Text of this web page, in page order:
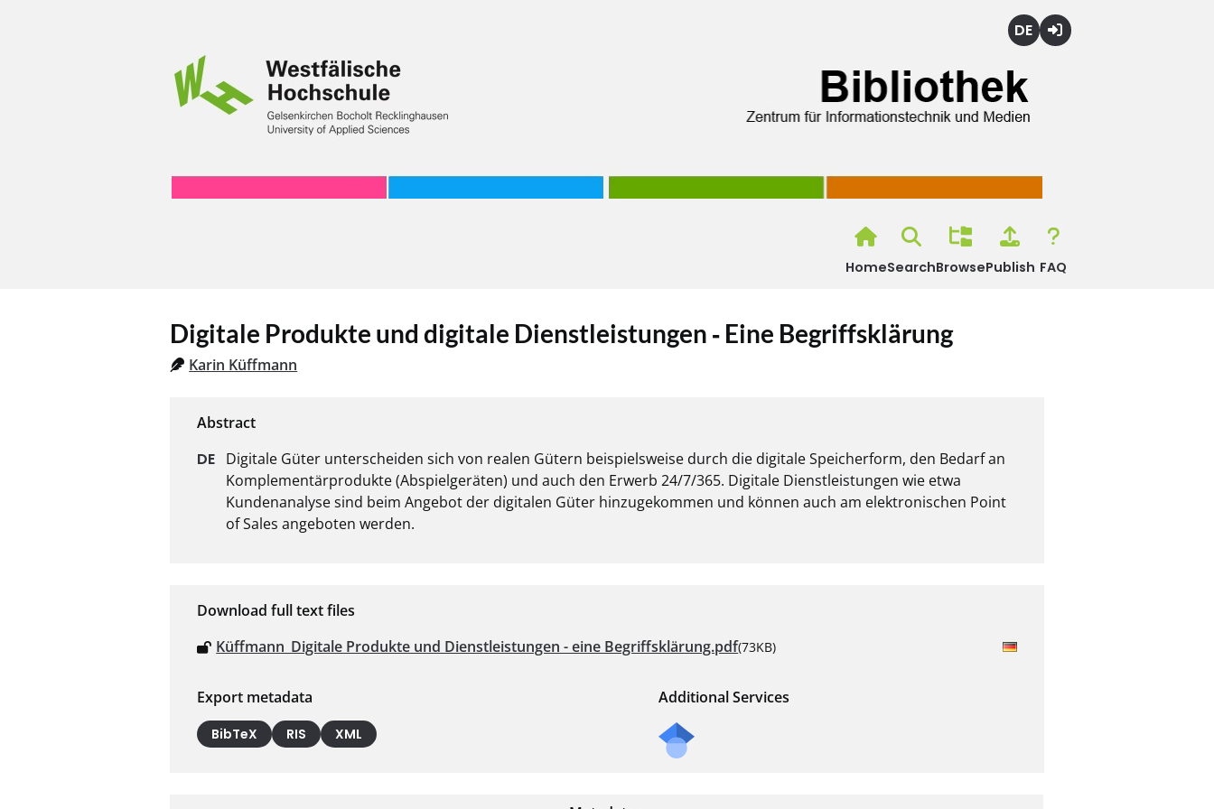
HomeSearchBrowsePublish FAQ
Digitale Produkte und digitale Dienstleistungen ‐ Eine Begriffsklärung
Karin Küffmann
Digitale Güter unterscheiden sich von realen Gütern beispielsweise durch die digitale Speicherform, den Bedarf an
Komplementärprodukte (Abspielgeräten) und auch den Erwerb 24/7/365. Digitale Dienstleistungen wie etwa
Kundenanalyse sind beim Angebot der digitalen Güter hinzugekommen und können auch am elektronischen Point
of Sales angeboten werden.
Download full text files
Küffmann_Digitale Produkte und Dienstleistungen - eine Begriffsklärung.pdf(73KB)
Export metadata
BibTeX RIS XML
Additional Services